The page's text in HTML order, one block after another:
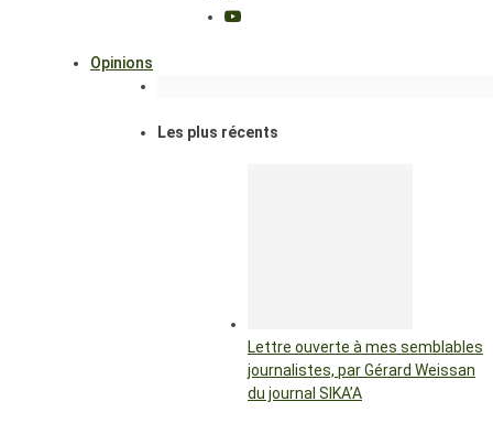
Opinions
Les plus récents
Lettre ouverte à mes semblables
journalistes, par Gérard Weissan
du journal SIKA’A